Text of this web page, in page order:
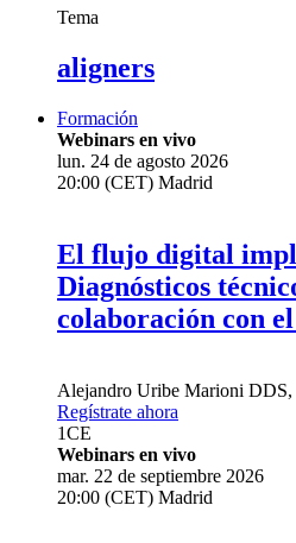
Tema
aligners
Formación
Webinars en vivo
lun. 24 de agosto 2026
20:00 (CET) Madrid
El flujo digital
Diagnósticos
colaboración con
Alejandro Uribe Marioni DDS,
Regístrate ahora
1CE
Webinars en vivo
mar. 22 de septiembre 2026
20:00 (CET) Madrid